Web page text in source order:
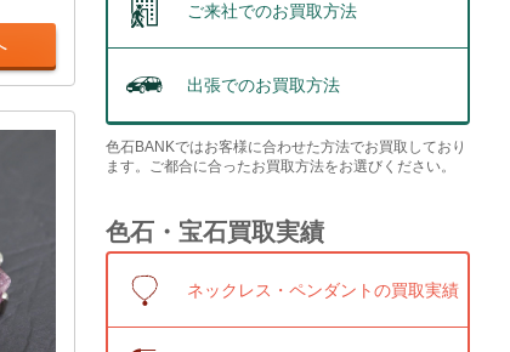
ご来社でのお買取方法
出張でのお買取方法
色石BANKではお客様に合わせた方法でお買取しており
ます。ご都合に合ったお買取方法をお選びください。
色石・宝石買取実績
ネックレス・ペンダントの買取実績